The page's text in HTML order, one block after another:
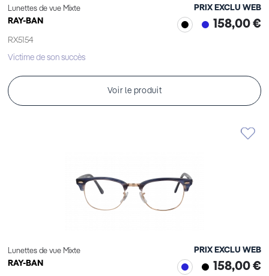
Lunettes de vue Mixte
RAY-BAN
RX5154
PRIX EXCLU WEB
158,00 €
Victime de son succès
Voir le produit
Lunettes de vue Mixte
RAY-BAN
PRIX EXCLU WEB
158,00 €